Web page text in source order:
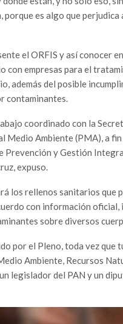
es algo que perjudica
el ORFIS y así conocer
con empresas para el
además del posible
contaminantes.
coordinado con la
Ambiente (PMA), a
Prevención y Gestión
expuso.
los rellenos sanitarios que
con información oficial,
sobre diversos
por el Pleno, toda vez que
Ambiente, Recursos
legislador del PAN y un